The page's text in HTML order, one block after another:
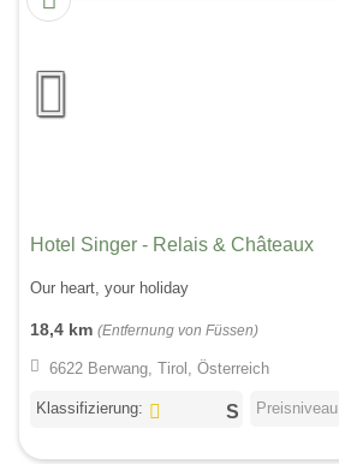
Hotel Singer - Relais & Châteaux
Our heart, your holiday
18,4 km (Entfernung von Füssen)
6622 Berwang, Tirol, Österreich
Klassifizierung: Preisniveau